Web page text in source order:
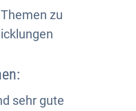
zu
sehr gute